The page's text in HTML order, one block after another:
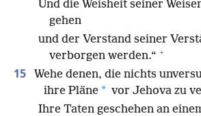
Und die Weisheit seiner
gehen
und der Verstand seiner
verborgen werden.“ +
15
Wehe denen, die nichts
ihre Pläne * vor Jehova zu
Ihre Taten geschehen an